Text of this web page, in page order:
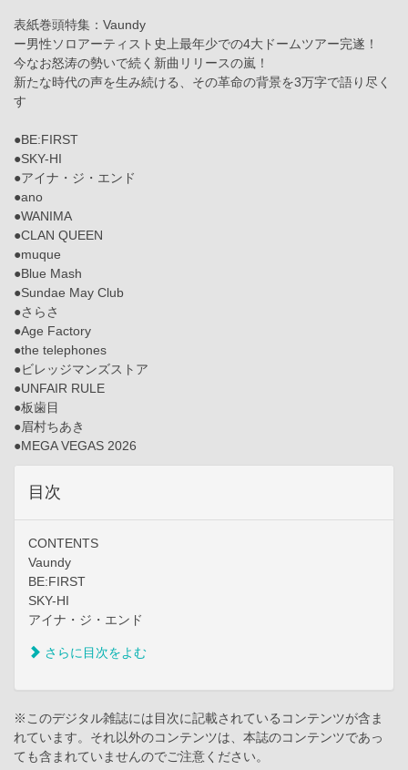
表紙巻頭特集：Vaundy
ー男性ソロアーティスト史上最年少での4大ドームツアー完遂！
今なお怒涛の勢いで続く新曲リリースの嵐！
新たな時代の声を生み続ける、その革命の背景を3万字で語り尽く
す
●BE:FIRST
●SKY-HI
●アイナ・ジ・エンド
●ano
●WANIMA
●CLAN QUEEN
●muque
●Blue Mash
●Sundae May Club
●さらさ
●Age Factory
●the telephones
●ビレッジマンズストア
●UNFAIR RULE
●板歯目
●眉村ちあき
●MEGA VEGAS 2026
目次
CONTENTS
Vaundy
BE:FIRST
SKY-HI
アイナ・ジ・エンド
さらに目次をよむ
※このデジタル雑誌には目次に記載されているコンテンツが含ま
れています。それ以外のコンテンツは、本誌のコンテンツであっ
ても含まれていませんのでご注意ください。